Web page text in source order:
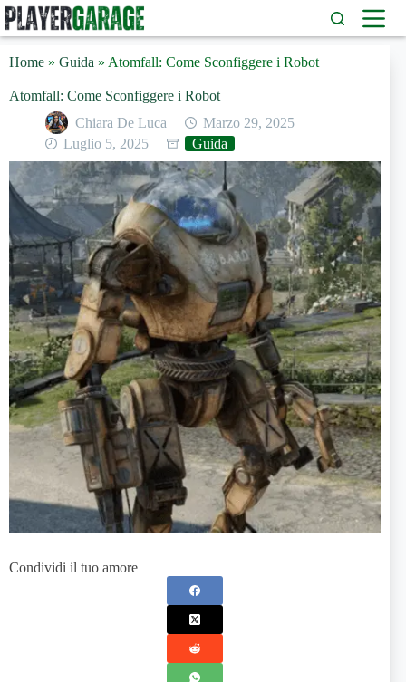
Salta
al
contenuto
Home » Guida » Atomfall: Come Sconfiggere i Robot
Atomfall: Come Sconfiggere i Robot
Chiara De Luca
Marzo 29, 2025
Luglio 5, 2025
Guida
Condividi il tuo amore